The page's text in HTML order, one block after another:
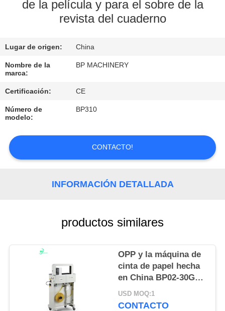
CONTROL
CALIDAD
ÉNTRENOS
EN
CONTACTO
CON
de la película y para el sobre de la
revista del cuaderno
Lugar de origen: China
Nombre de la
marca:
BP MACHINERY
Certificación: CE
Número de
modelo:
BP310
CONTACTO!
INFORMACIÓN DETALLADA
productos similares
OPP y la máquina de
cinta de papel hecha
en China BP02-30G
hecha en China
utilizado para portátil
USD MOQ:1
CONTACTO